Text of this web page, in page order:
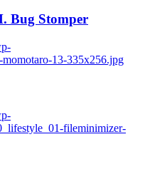
Bug Stomper
13-335x256.jpg
fileminimizer-